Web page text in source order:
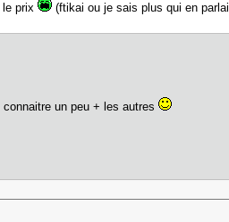
le prix (ftikai ou je sais plus qui en
un peu + les autres